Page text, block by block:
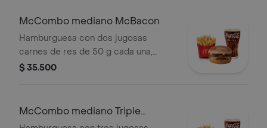
Mac™, en pan dorado con ajonjolí.
medianas y bebida mediana a
elección.
McCombo mediano McBacon
Hamburguesa con dos jugosas
carnes de res de 50 g cada una,
tocineta ahumada, cebolla, queso
Acompañada de papas fritas
medianas y bebida mediana a
$ 35.500
McCombo mediano Triple